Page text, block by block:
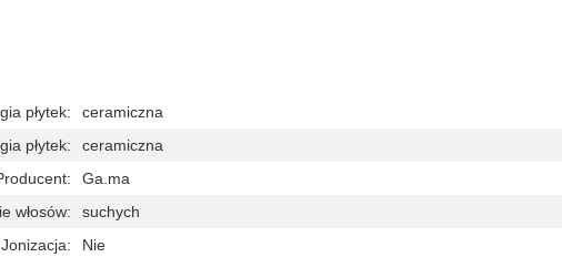
płytek:
ceramiczna
płytek:
ceramiczna
Ga.ma
włosów:
suchych
Jonizacja:
Nie